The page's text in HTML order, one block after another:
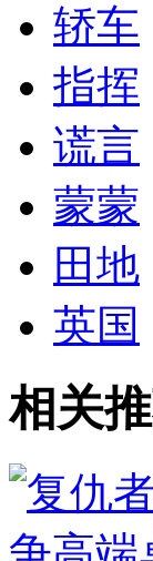
轿车
指挥
谎言
蒙蒙
田地
英国
相关